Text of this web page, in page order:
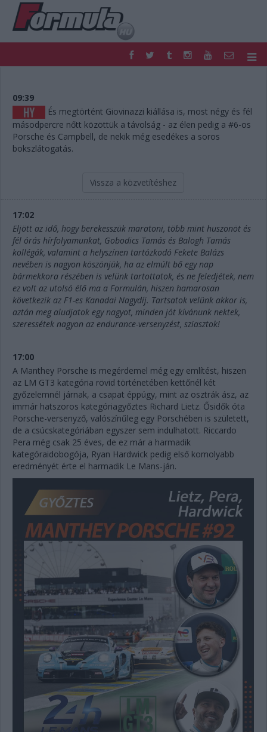
FORMULA
NEMZETKÖZI
HAZAI
RETRO
EGYÉB
PODCAST
SHOP
LIVE
09:39
És megtörtént Giovinazzi kiállása is, most négy és fél
másodpercre nőtt közöttük a távolság - az élen pedig a #6-os
Porsche és Campbell, de nekik még esedékes a soros
bokszlátogatás.
Vissza a közvetítéshez
17:02
Eljött az idő, hogy berekesszük maratoni, több mint huszonöt és
fél órás hírfolyamunkat, Gobodics Tamás és Balogh Tamás
kollégák, valamint a helyszínen tartózkodó Fekete Balázs
nevében is nagyon köszönjük, ha az elmúlt bő egy nap
bármekkora részében is velünk tartottatok, és ne feledjétek, nem
ez volt az utolsó élő ma a Formulán, hiszen hamarosan
következik az F1-es Kanadai Nagydíj. Tartsatok velünk akkor is,
aztán meg aludjatok egy nagyot, minden jót kívánunk nektek,
szeressétek nagyon az endurance-versenyzést, sziasztok!
17:00
A Manthey Porsche is megérdemel még egy említést, hiszen
az LM GT3 kategória rövid történetében kettőnél két
győzelemnél járnak, a csapat éppúgy, mint az osztrák ász, az
immár hatszoros kategóriagyőztes Richard Lietz. Ősidők óta
Porsche-versenyző, valószínűleg egy Porschében is született,
de a csúcskategóriában egyszer sem indulhatott. Riccardo
Pera még csak 25 éves, de ez már a harmadik
kategóraidobogója, Ryan Hardwick pedig első komolyabb
eredményét érte el harmadik Le Mans-ján.